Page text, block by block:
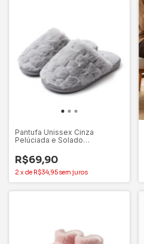
Pantufa Unissex Cinza
Pelúciada e Solado
R$69,90
2 x de R$34,95sem juros